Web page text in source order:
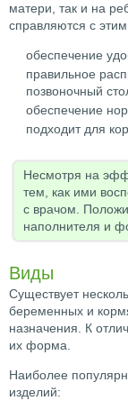
матери, так и на
справляются с
обеспечение
правильное
позвоночный
обеспечение
подходит для
Несмотря на
тем, как ими
с врачом.
наполнителя и
Виды
Существует
беременных и
назначения. К
их форма.
Наиболее
изделий: